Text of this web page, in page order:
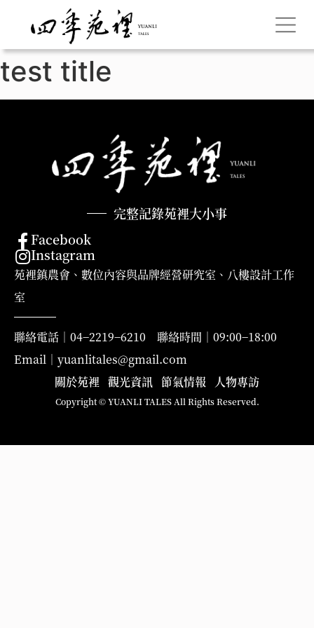
test title
完整記錄苑裡大小事
Facebook
Instagram
苑裡鎮農會、數位內容與品牌經營研究室、八樓設計工作
室
聯絡電話｜04−2219−6210 聯絡時間｜09:00−18:00
Email｜yuanlitales@gmail.com
關於苑裡 觀光資訊 節氣情報 人物專訪
Copyright © YUANLI TALES All Rights Reserved.